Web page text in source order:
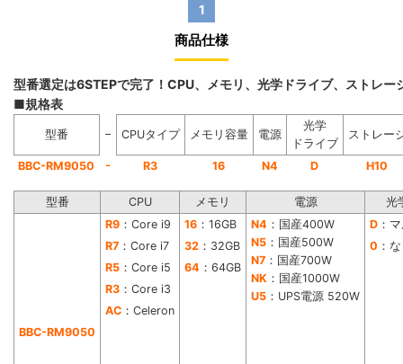
1
商品仕様
型番選定は6STEPで完了！CPU、メモリ、光学ドライブ、ストレ
■規格表
型番 − CPUタイプ メモリ容量 電源
光学
ドライブ
ストレー
BBC-RM9050 - R3 16 N4 D H10
型番 CPU メモリ 電源 光
BBC-RM9050
R9 ：Core i9 16 ：16GB N4 ：国産400W
N5 ：国産500W
N7 ：国産700W
NK ：国産1000W
U5 ：UPS電源 520W
D ：
R7 ：Core i7 32 ：32GB 0 ：
R5 ：Core i5 64 ：64GB
R3 ：Core i3
AC ：Celeron